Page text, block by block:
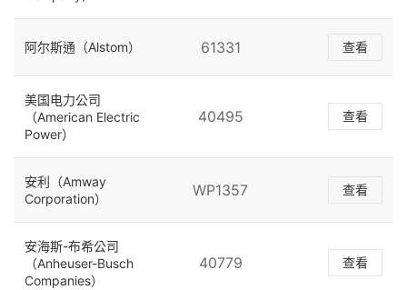
阿尔斯通（Alstom） 61331 查看
美国电力公司
（American Electric
Power）
40495 查看
安利（Amway
Corporation）
WP1357 查看
安海斯-布希公司
（Anheuser-Busch
Companies）
40779 查看